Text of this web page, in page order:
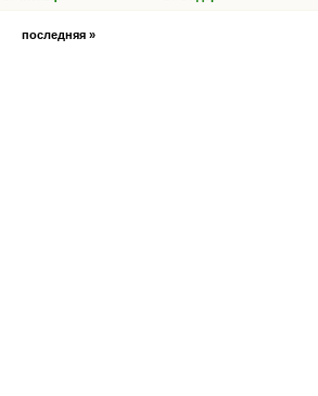
последняя »